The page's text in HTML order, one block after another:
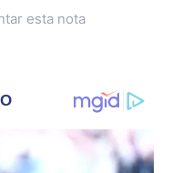
esta nota